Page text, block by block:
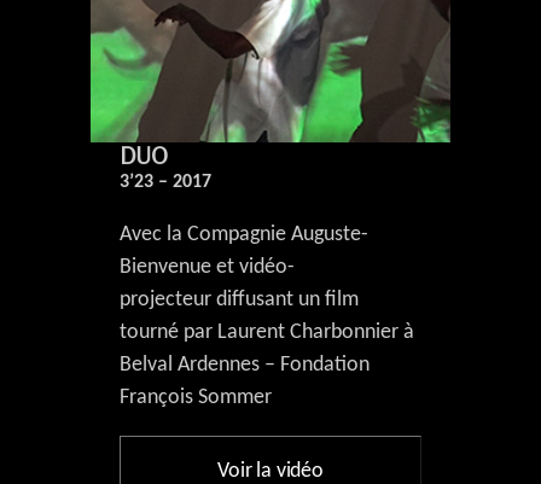
DUO
3’23 – 2017
Avec la Compagnie Auguste-
Bienvenue et vidéo-
projecteur diffusant un film
tourné par Laurent Charbonnier à
Belval Ardennes – Fondation
François Sommer
Voir la vidéo